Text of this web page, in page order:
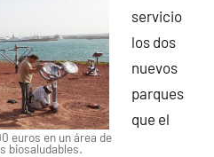
euros en un área de
biosaludables.
servicio
los dos
nuevos
parques
que el